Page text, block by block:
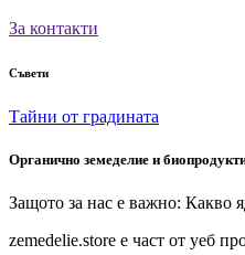
За контакти
Съвети
Тайни от градината
Органично земеделие и
Защото за нас е важно: Какво
zemedelie.store е част от уеб